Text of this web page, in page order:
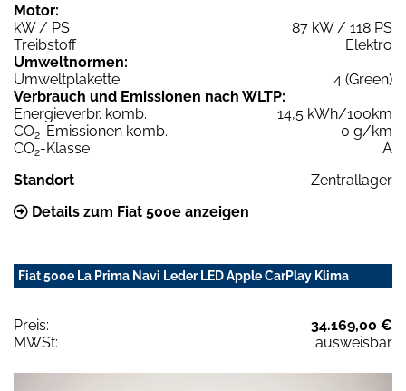
Motor:
kW / PS
87 kW / 118 PS
Treibstoff
Elektro
Umweltnormen:
Umweltplakette
4 (Green)
Verbrauch und Emissionen nach WLTP:
Energieverbr. komb.
14,5 kWh/100km
CO2-Emissionen komb.
0 g/km
CO2-Klasse
A
Standort
Zentrallager
Details zum Fiat 500e anzeigen
Fiat 500e La Prima Navi Leder LED Apple CarPlay Klima
Preis:
34.169,00 €
MWSt:
ausweisbar